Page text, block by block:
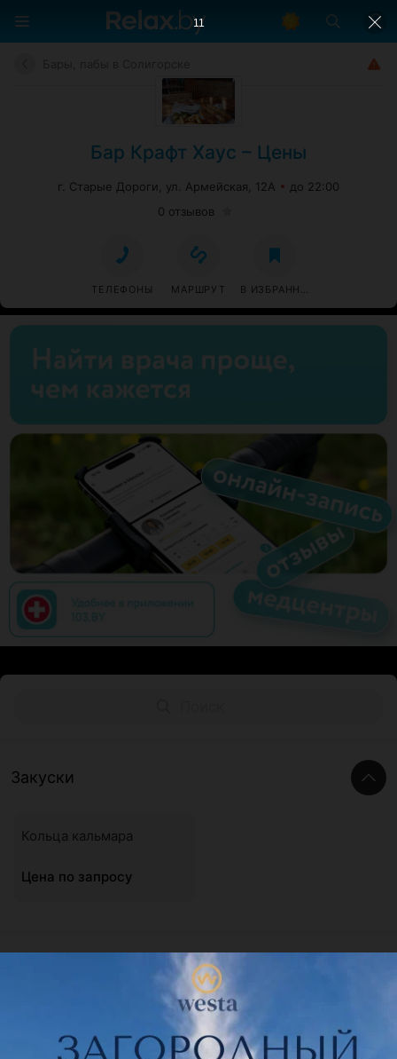
Бар Крафт Хаус – Цены
г. Старые Дороги, ул. Армейская, 12А
до 22:00
0 отзывов
ТЕЛЕФОНЫ МАРШРУТ В ИЗБРАННОЕ
Закуски
Кольца кальмара
Цена по запросу
Бургеры
10